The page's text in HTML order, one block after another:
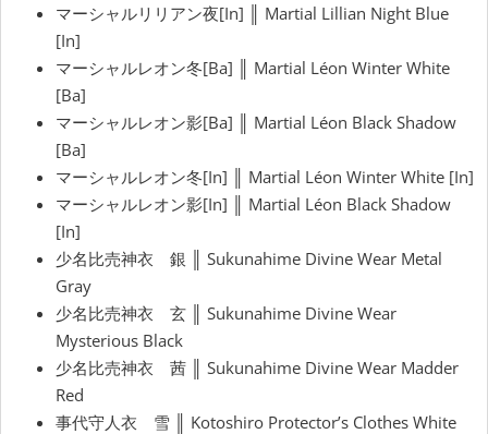
マーシャルリリアン夜[In] ║ Martial Lillian Night Blue
[In]
マーシャルレオン冬[Ba] ║ Martial Léon Winter White
[Ba]
マーシャルレオン影[Ba] ║ Martial Léon Black Shadow
[Ba]
マーシャルレオン冬[In] ║ Martial Léon Winter White [In]
マーシャルレオン影[In] ║ Martial Léon Black Shadow
[In]
少名比売神衣 銀 ║ Sukunahime Divine Wear Metal
Gray
少名比売神衣 玄 ║ Sukunahime Divine Wear
Mysterious Black
少名比売神衣 茜 ║ Sukunahime Divine Wear Madder
Red
事代守人衣 雪 ║ Kotoshiro Protector’s Clothes White